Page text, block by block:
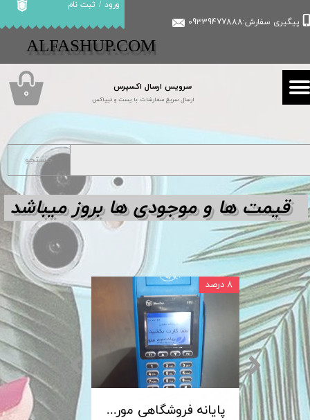
سرویس ارسال اکسپرس
ارسال سریع سفارشات با پست و تیپاکس
پیگیری سفارش:09339477888
ورود / ثبت نام
حساب کاربری من
تغییر گذر واژه
سفارشات
​​ALFASHUP.COM
۰
پایانه فروشگاهی مورفان MoreFun مدل H9
۸ درصد
کابل شارژ MICRO-USB اندروید LDNIO الدینیو مدل XS-07 متراژ 1 متر
جستجو
قیمت ها و موجودی ها بروز میباشد